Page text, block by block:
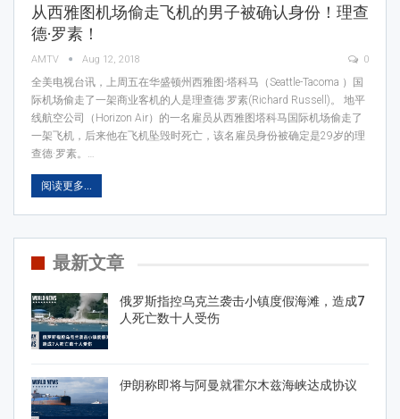
从西雅图机场偷走飞机的男子被确认身份！理查
德·罗素！
AMTV Aug 12, 2018 0
全美电视台讯，上周五在华盛顿州西雅图-塔科马（Seattle-Tacoma ）国
际机场偷走了一架商业客机的人是理查德·罗素(Richard Russell)。 地平
线航空公司（Horizon Air）的一名雇员从西雅图塔科马国际机场偷走了
一架飞机，后来他在飞机坠毁时死亡，该名雇员身份被确定是29岁的理
查德·罗素。…
阅读更多...
最新文章
俄罗斯指控乌克兰袭击小镇度假海滩，造成7
人死亡数十人受伤
伊朗称即将与阿曼就霍尔木兹海峡达成协议